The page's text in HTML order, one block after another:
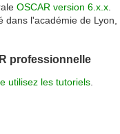
OSCAR version 6.x.x
dans l'académie de Lyon,
professionnelle
utilisez les tutoriels